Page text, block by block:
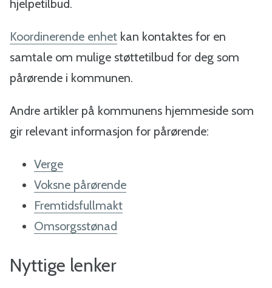
hjelpetilbud.
Koordinerende enhet kan kontaktes for en
samtale om mulige støttetilbud for deg som
pårørende i kommunen.
Andre artikler på kommunens hjemmeside som
gir relevant informasjon for pårørende:
Verge
Voksne pårørende
Fremtidsfullmakt
Omsorgsstønad
Nyttige lenker